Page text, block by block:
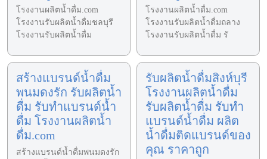
โรงงานผลิตน้ำดื่ม.com
โรงงานรับผลิตน้ำดื่มชลบุรี
โรงงานรับผลิตน้ำดื่ม
โรงงานผลิตน้ำดื่ม.com
โรงงานรับผลิตน้ำดื่มถลาง
โรงงานรับผลิตน้ำดื่ม รั
สร้างแบรนด์น้ำดื่ม
พนมดงรัก รับผลิตน้ำ
ดื่ม รับทำแบรนด์น้ำ
ดื่ม โรงงานผลิตน้ำ
ดื่ม.com
สร้างแบรนด์น้ำดื่มพนมดงรัก
รับผลิตน้ำดื่มสิงห์บุรี
โรงงานผลิตน้ำดื่ม
รับผลิตน้ำดื่ม รับทำ
แบรนด์น้ำดื่ม ผลิต
น้ำดื่มติดแบรนด์ของ
คุณ ราคาถูก